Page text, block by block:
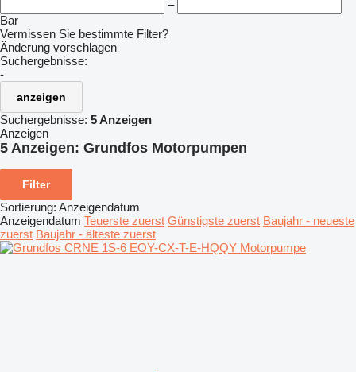
–
Bar
Vermissen Sie bestimmte Filter?
Änderung vorschlagen
Suchergebnisse:
-
anzeigen
Suchergebnisse: 5 Anzeigen
Anzeigen
5 Anzeigen: Grundfos Motorpumpen
Filter
Sortierung: Anzeigendatum
Anzeigendatum Teuerste zuerst Günstigste zuerst Baujahr - neueste
zuerst Baujahr - älteste zuerst